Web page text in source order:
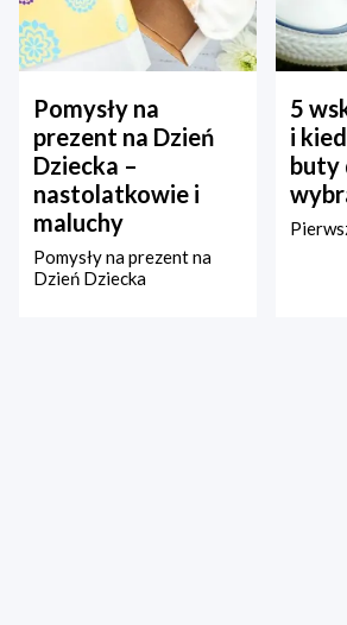
Pomysły na
prezent na Dzień
Dziecka –
nastolatkowie i
maluchy
Pomysły na prezent na
Dzień Dziecka
5
i
buty